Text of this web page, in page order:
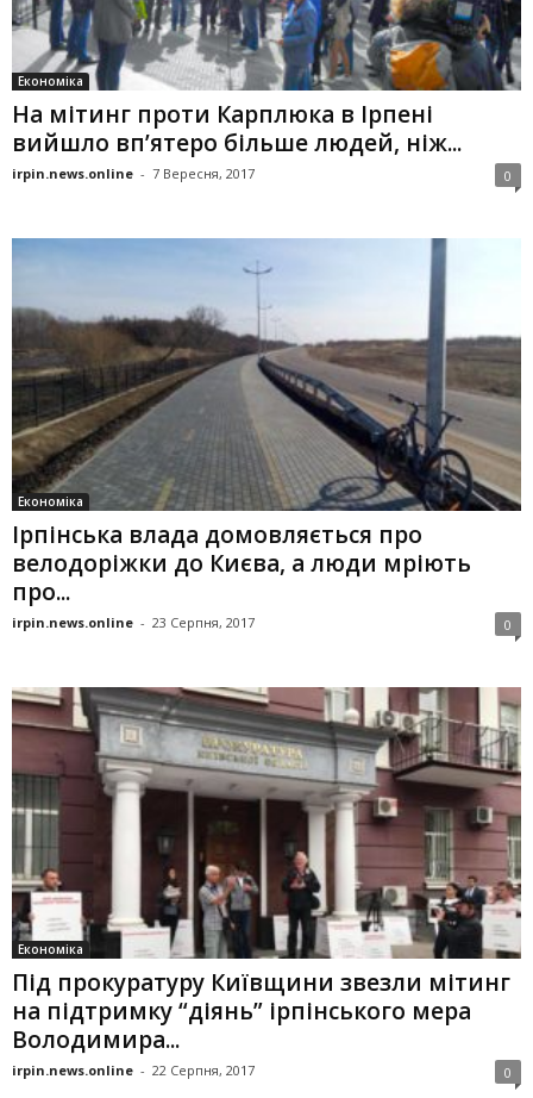
Економіка
На мітинг проти Карплюка в Ірпені
вийшло вп’ятеро більше людей, ніж...
irpin.news.online - 7 Вересня, 2017 0
Економіка
Ірпінська влада домовляється про
велодоріжки до Києва, а люди мріють
про...
irpin.news.online - 23 Серпня, 2017 0
Економіка
Під прокуратуру Київщини звезли мітинг
на підтримку “діянь” ірпінського мера
Володимира...
irpin.news.online - 22 Серпня, 2017 0